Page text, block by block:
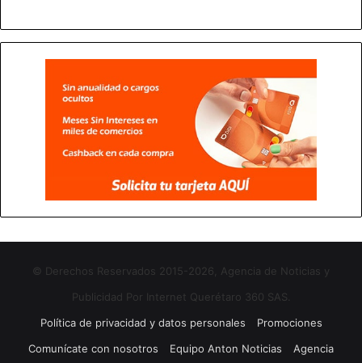
© Derechos Reservados 2015-2026, Agencia de Noticias y
Publicidad Por Internet Querétaro 360 SAS.
Política de privacidad y datos personales
Promociones
Comunícate con nosotros
Equipo Anton Noticias Agencia